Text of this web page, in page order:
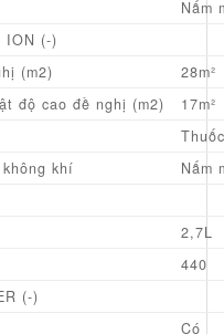
Nấm
ION (-)
(m2)
28m²
độ cao đề nghị (m2)
17m²
khí
Nấm
2,7L
440
(-)
Có